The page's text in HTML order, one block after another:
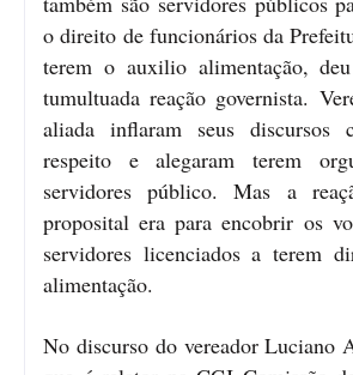
o direito de funcionários da
terem o auxilio alimentação,
tumultuada reação governista.
aliada inflaram seus discursos
respeito e alegaram terem
servidores público. Mas a
proposital era para encobrir os
servidores licenciados a terem
alimentação.
No discurso do vereador Luciano